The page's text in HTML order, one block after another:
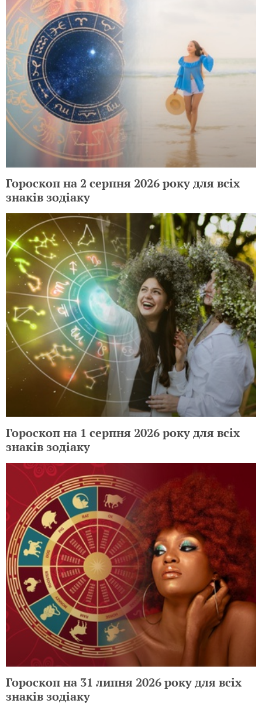
Гороскоп на 2 серпня 2026 року для всіх
знаків зодіаку
Гороскоп на 1 серпня 2026 року для всіх
знаків зодіаку
Гороскоп на 31 липня 2026 року для всіх
знаків зодіаку